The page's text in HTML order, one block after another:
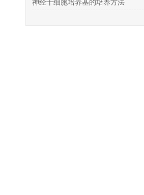
神经干细胞培养基的培养方法